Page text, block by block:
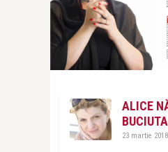
ALICE
BUCIUTA
23 martie